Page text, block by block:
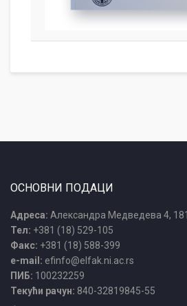
ОСНОВНИ ПОДАЦИ
Адреса: Александра Медведева 4,
Тел: +381 (18) 529-105
Факс: +381 (18) 588-399
e-mail: efinfo@elfak.ni.ac.rs
ПИБ: 100232259
Текући рачун: 840-32819845-55